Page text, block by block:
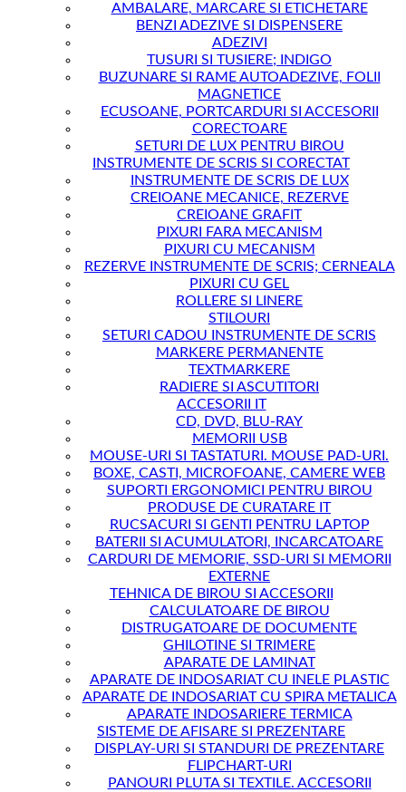
AMBALARE, MARCARE SI ETICHETARE
BENZI ADEZIVE SI DISPENSERE
ADEZIVI
TUSURI SI TUSIERE; INDIGO
BUZUNARE SI RAME AUTOADEZIVE, FOLII
MAGNETICE
ECUSOANE, PORTCARDURI SI ACCESORII
CORECTOARE
SETURI DE LUX PENTRU BIROU
INSTRUMENTE DE SCRIS SI CORECTAT
INSTRUMENTE DE SCRIS DE LUX
CREIOANE MECANICE, REZERVE
CREIOANE GRAFIT
PIXURI FARA MECANISM
PIXURI CU MECANISM
REZERVE INSTRUMENTE DE SCRIS; CERNEALA
PIXURI CU GEL
ROLLERE SI LINERE
STILOURI
SETURI CADOU INSTRUMENTE DE SCRIS
MARKERE PERMANENTE
TEXTMARKERE
RADIERE SI ASCUTITORI
ACCESORII IT
CD, DVD, BLU-RAY
MEMORII USB
MOUSE-URI SI TASTATURI. MOUSE PAD-URI.
BOXE, CASTI, MICROFOANE, CAMERE WEB
SUPORTI ERGONOMICI PENTRU BIROU
PRODUSE DE CURATARE IT
RUCSACURI SI GENTI PENTRU LAPTOP
BATERII SI ACUMULATORI, INCARCATOARE
CARDURI DE MEMORIE, SSD-URI SI MEMORII
EXTERNE
TEHNICA DE BIROU SI ACCESORII
CALCULATOARE DE BIROU
DISTRUGATOARE DE DOCUMENTE
GHILOTINE SI TRIMERE
APARATE DE LAMINAT
APARATE DE INDOSARIAT CU INELE PLASTIC
APARATE DE INDOSARIAT CU SPIRA METALICA
APARATE INDOSARIERE TERMICA
SISTEME DE AFISARE SI PREZENTARE
DISPLAY-URI SI STANDURI DE PREZENTARE
FLIPCHART-URI
PANOURI PLUTA SI TEXTILE. ACCESORII